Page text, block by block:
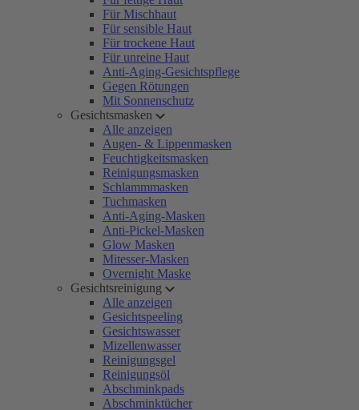
Für Mischhaut
Für sensible Haut
Für trockene Haut
Für unreine Haut
Anti-Aging-Gesichtspflege
Gegen Rötungen
Mit Sonnenschutz
Gesichtsmasken
Alle anzeigen
Augen- & Lippenmasken
Feuchtigkeitsmasken
Reinigungsmasken
Schlammmasken
Tuchmasken
Anti-Aging-Masken
Anti-Pickel-Masken
Glow Masken
Mitesser-Masken
Overnight Maske
Gesichtsreinigung
Alle anzeigen
Gesichtspeeling
Gesichtswasser
Mizellenwasser
Reinigungsgel
Reinigungsöl
Abschminkpads
Abschminktücher